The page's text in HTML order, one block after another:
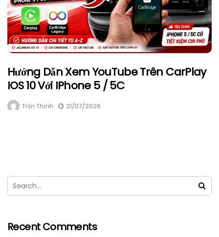
Hướng Dẫn Xem YouTube Trên CarPlay
IOS 10 Với IPhone 5 / 5C
Trần Thịnh 21/07/2026
Recent Comments